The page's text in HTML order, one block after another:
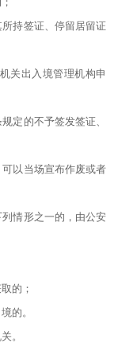
所持签证、停留居留证
关出入境管理机构申
定的不予签发签证、
以当场宣布作废或者
情形之一的，由公安
的；
的。
。